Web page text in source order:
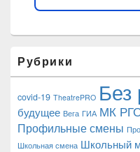
Рубрики
covid-19 TheatrePRO Без
будущее Вега ГИА МК
Профильные смены
Школьная смена Школьный